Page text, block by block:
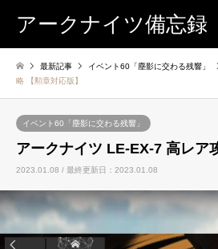
アークナイツ備忘録
最新記事 イベント60「塵影に交わる残響」
略 【勲章対応版】
イベント60「塵影に交わる残響」
アークナイツ LE-EX-7 高レア
2023.01.08 / 最終更新日：2023.01.08